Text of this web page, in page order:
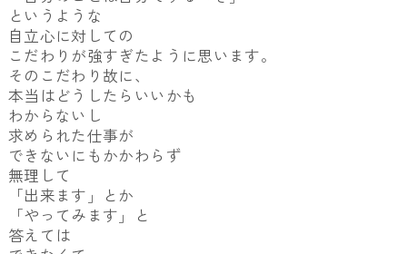
というような
自立心に対しての
こだわりが強すぎたように思います。
そのこだわり故に、
本当はどうしたらいいかも
わからないし
求められた仕事が
できないにもかかわらず
無理して
「出来ます」とか
「やってみます」と
答えては